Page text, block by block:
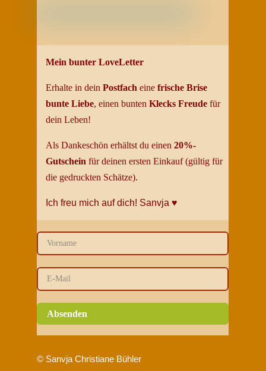
Mein bunter LoveLetter
Erhalte in deinPostfach einefrische Brise
bunte Liebe, einen buntenKlecks Freude für
deinLeben!
Als Dankeschön erhältst du einen20%-
Gutschein für deinen ersten Einkauf (gültig für
die gedruckten Schätze).
Ich freu mich auf dich! Sanvja♥
Absenden
© Sanvja Christiane Bühler